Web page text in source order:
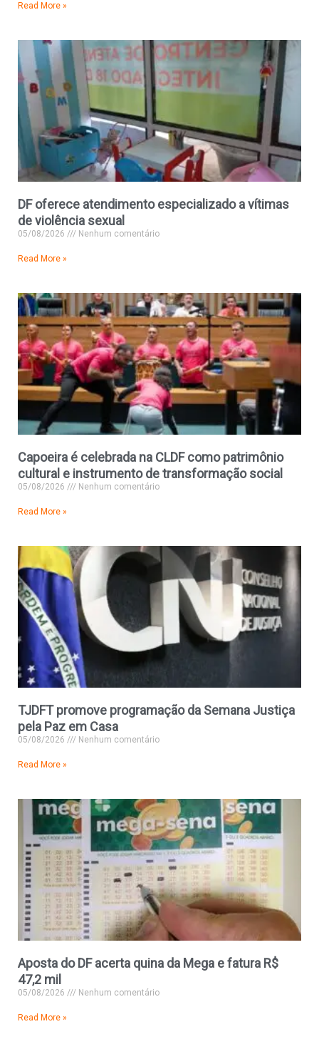
Read More »
DF oferece atendimento especializado a vítimas
de violência sexual
05/08/2026 Nenhum comentário
Read More »
Capoeira é celebrada na CLDF como patrimônio
cultural e instrumento de transformação social
05/08/2026 Nenhum comentário
Read More »
TJDFT promove programação da Semana Justiça
pela Paz em Casa
05/08/2026 Nenhum comentário
Read More »
Aposta do DF acerta quina da Mega e fatura R$
47,2 mil
05/08/2026 Nenhum comentário
Read More »